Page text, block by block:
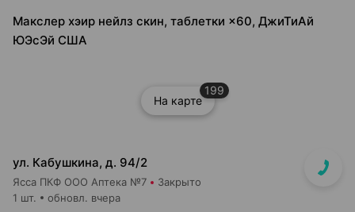
Макслер хэир нейлз скин, таблетки ×60, ДжиТиАй
ЮЭсЭй США
На карте
199
ул. Кабушкина, д. 94/2
Ясса ПКФ ООО Аптека №7 Закрыто
1 шт. обновл. вчера